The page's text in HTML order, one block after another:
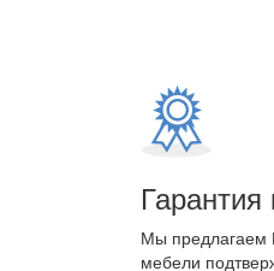
Гарантия
Мы предлагаем
мебели